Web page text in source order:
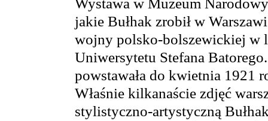
jakie Bułhak zrobił w
wojny polsko-bolszewickiej w
Uniwersytetu Stefana
powstawała do kwietnia 1921
Właśnie kilkanaście zdjęć
stylistyczno-artystyczną